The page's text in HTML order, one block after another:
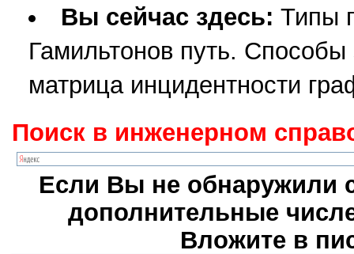
Вы сейчас здесь: Типы
Гамильтонов путь.
матрица инцидентности
Поиск в инженерном
Если Вы не обнаружили
дополнительные
Вложите в